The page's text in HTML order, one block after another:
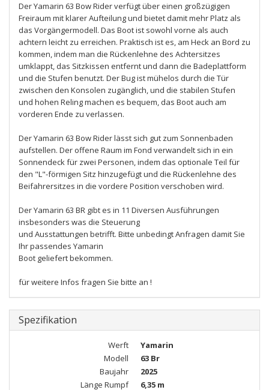
Der Yamarin 63 Bow Rider verfügt über einen großzügigen
Freiraum mit klarer Aufteilung und bietet damit mehr Platz als
das Vorgängermodell. Das Boot ist sowohl vorne als auch
achtern leicht zu erreichen. Praktisch ist es, am Heck an Bord zu
kommen, indem man die Rückenlehne des Achtersitzes
umklappt, das Sitzkissen entfernt und dann die Badeplattform
und die Stufen benutzt. Der Bug ist mühelos durch die Tür
zwischen den Konsolen zugänglich, und die stabilen Stufen
und hohen Reling machen es bequem, das Boot auch am
vorderen Ende zu verlassen.
Der Yamarin 63 Bow Rider lässt sich gut zum Sonnenbaden
aufstellen. Der offene Raum im Fond verwandelt sich in ein
Sonnendeck für zwei Personen, indem das optionale Teil für
den "L"-förmigen Sitz hinzugefügt und die Rückenlehne des
Beifahrersitzes in die vordere Position verschoben wird.
Der Yamarin 63 BR gibt es in 11 Diversen Ausführungen
insbesonders was die Steuerung
und Ausstattungen betrifft. Bitte unbedingt Anfragen damit Sie
Ihr passendes Yamarin
Boot geliefert bekommen.
für weitere Infos fragen Sie bitte an !
Spezifikation
Werft
Yamarin
Modell
63 Br
Baujahr
2025
Länge Rumpf
6,35 m